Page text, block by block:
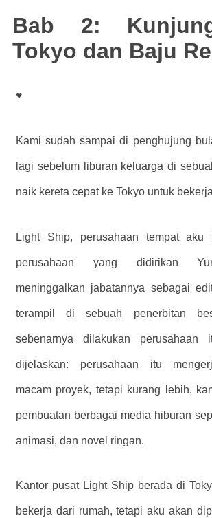
Size :
Bab 2:
Tokyo dan Baju
♥
Kami sudah sampai di penghujung
lagi sebelum liburan keluarga di
naik kereta cepat ke Tokyo untuk
Light Ship, perusahaan tempat aku
perusahaan yang didirikan
meninggalkan jabatannya sebagai
terampil di sebuah penerbitan
sebenarnya dilakukan perusahaan
dijelaskan: perusahaan itu
macam proyek, tetapi kurang lebih,
pembuatan berbagai media hiburan
animasi, dan novel ringan.
Kantor pusat Light Ship berada di
bekerja dari rumah, tetapi aku akan